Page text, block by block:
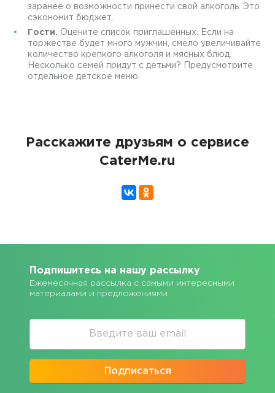
заранее о возможности принести свой алкоголь. Это
сэкономит бюджет.
Гости. Оцените список приглашенных. Если на
торжестве будет много мужчин, смело увеличивайте
количество крепкого алкоголя и мясных блюд.
Несколько семей придут с детьми? Предусмотрите
отдельное детское меню.
Расскажите друзьям о сервисе
CaterMe.ru
Подпишитесь на нашу рассылку
Ежемесячная рассылка с самыми интересными
материалами и предложениями
Подписаться